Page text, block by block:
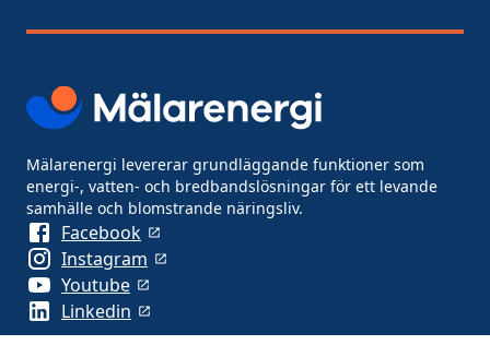
Mälarenergi levererar grundläggande funktioner som
energi-, vatten- och bredbandslösningar för ett levande
samhälle och blomstrande näringsliv.
Facebook
Instagram
Youtube
Linkedin